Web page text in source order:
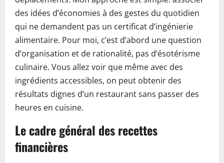
des idées d’économies à des gestes du quotidien
qui ne demandent pas un certificat d’ingénierie
alimentaire. Pour moi, c’est d’abord une question
d’organisation et de rationalité, pas d’ésotérisme
culinaire. Vous allez voir que même avec des
ingrédients accessibles, on peut obtenir des
résultats dignes d’un restaurant sans passer des
heures en cuisine.
Le cadre général des recettes
financières